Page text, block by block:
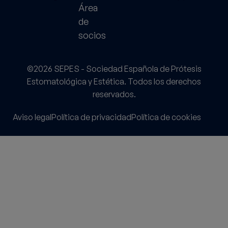
Área
de
socios
©2026 SEPES - Sociedad Española de Prótesis
Estomatológica y Estética. Todos los derechos
reservados.
Aviso legalPolítica de privacidadPolítica de cookies